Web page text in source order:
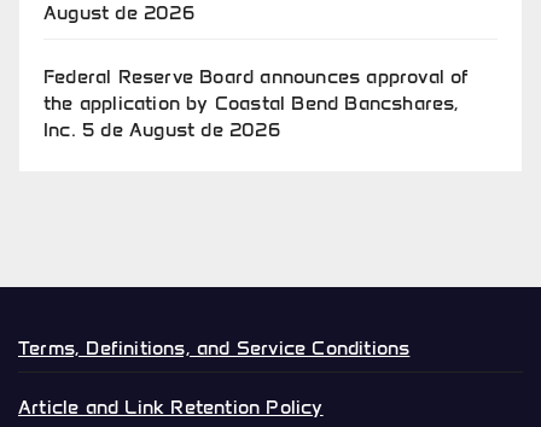
August de 2026
Federal Reserve Board announces approval of
the application by Coastal Bend Bancshares,
Inc. 5 de August de 2026
Terms, Definitions, and Service Conditions
Article and Link Retention Policy